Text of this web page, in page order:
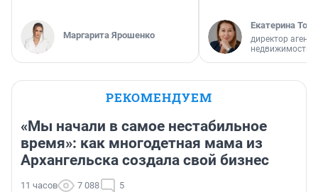
Маргарита Ярошенко
Екатерина
директор
недвижимости
РЕКОМЕНДУЕМ
«Мы начали в самое нестабильное
время»: как многодетная мама из
Архангельска создала свой бизнес
11 часов 7 088 5